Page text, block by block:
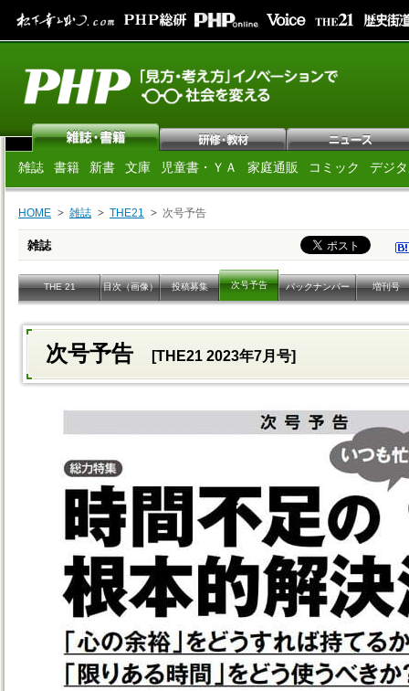
雑誌 書籍 新書 文庫 児童書・ＹＡ 家庭通販 コミック デジ
HOME 雑誌 THE21 次号予告
雑誌
THE 21 目次（画像） 投稿募集 次号予告 バックナンバー 増刊号
次号予告 [THE21 2023年7月号]